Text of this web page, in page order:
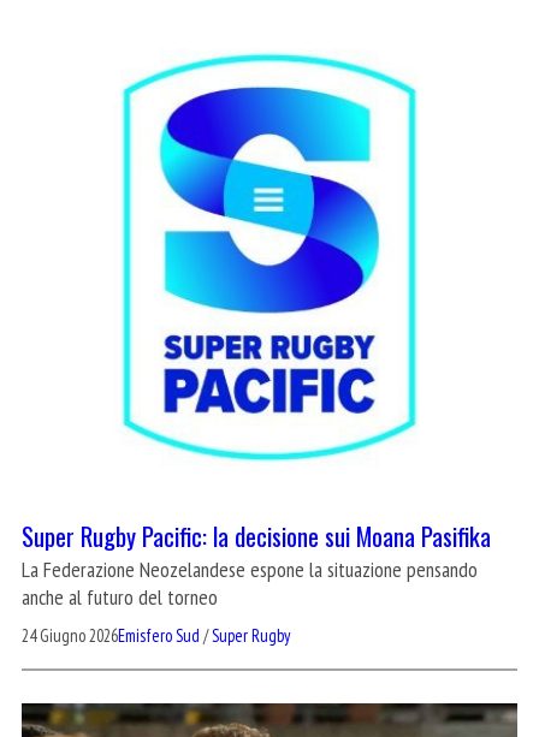
Super Rugby Pacific: la decisione sui Moana Pasifika
La Federazione Neozelandese espone la situazione pensando
anche al futuro del torneo
24 Giugno 2026Emisfero Sud /Super Rugby